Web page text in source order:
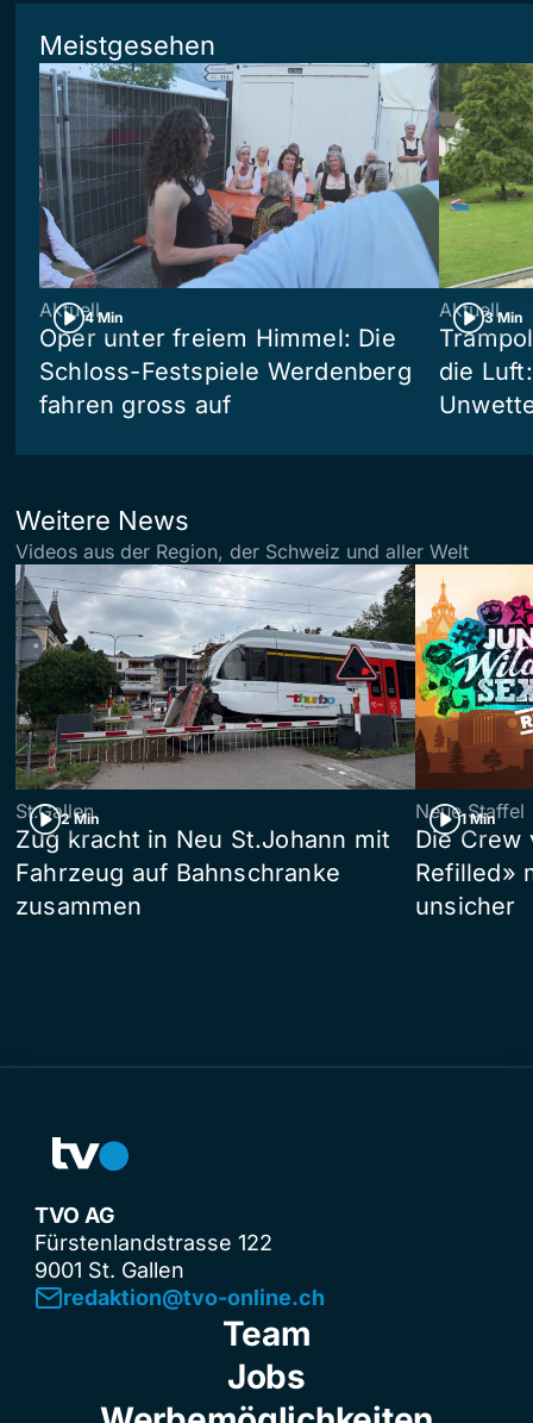
Meistgesehen
4 Min
Aktuell
Oper unter freiem Himmel: Die
Schloss-Festspiele Werdenberg
fahren gross auf
3 Min
Aktuell
die
Weitere News
Videos aus der Region, der Schweiz und aller Welt
2 Min
St.Gallen
Zug kracht in Neu St.Johann mit
Fahrzeug auf Bahnschranke
zusammen
1 Min
Neue Staffel
Die Crew
Refilled»
unsicher
TVO AG
Fürstenlandstrasse 122
9001 St. Gallen
redaktion@tvo-online.ch
Team
Jobs